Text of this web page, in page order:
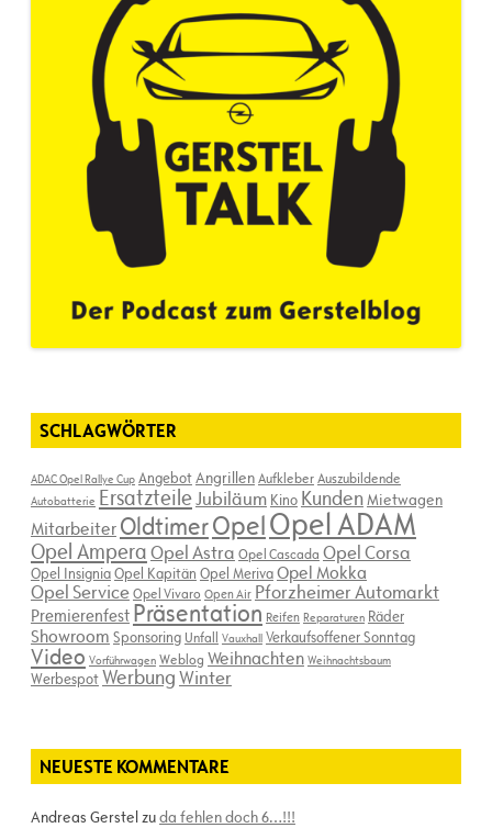
SCHLAGWÖRTER
ADAC Opel Rallye Cup AngebotAngrillenAufkleberAuszubildende
Autobatterie ErsatzteileJubiläum Kino KundenMietwagen
Mitarbeiter OldtimerOpelOpel ADAM
Opel AmperaOpel Astra Opel Cascada Opel Corsa
Opel InsigniaOpel Kapitän Opel MerivaOpel Mokka
Opel ServiceOpel Vivaro Open Air Pforzheimer Automarkt
Premierenfest Präsentation Reifen Reparaturen Räder
Showroom Sponsoring Unfall Vauxhall Verkaufsoffener Sonntag
Video Vorführwagen Weblog Weihnachten Weihnachtsbaum
WerbespotWerbungWinter
NEUESTE KOMMENTARE
Andreas Gerstelzuda fehlen doch 6…!!!